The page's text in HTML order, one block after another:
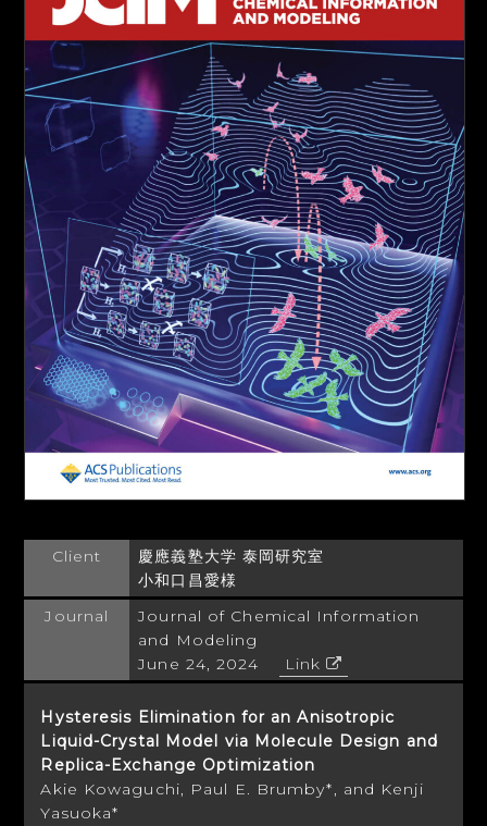
Client
慶應義塾大学 泰岡研究室
小和口昌愛様
Journal
Journal of Chemical Information
and Modeling
June 24, 2024
Link
Hysteresis Elimination for an Anisotropic
Liquid-Crystal Model via Molecule Design and
Replica-Exchange Optimization
Akie Kowaguchi, Paul E. Brumby*, and Kenji
Yasuoka*